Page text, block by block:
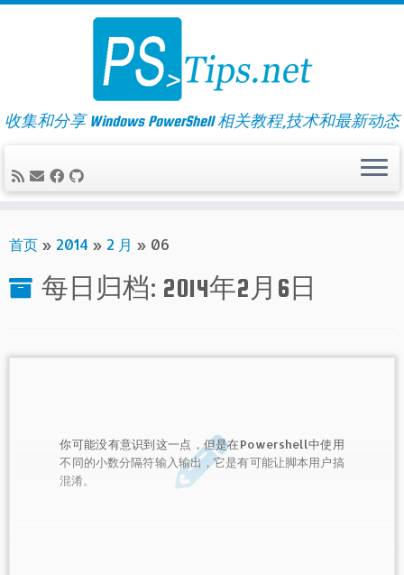
Skip
收集和分享 Windows PowerShell 相关教程,技术和最新动态
首页 » 2014 » 2 月 » 06
每日归档: 2014年2月6日
你可能没有意识到这一点，但是在Powershell中使用
不同的小数分隔符输入输出，它是有可能让脚本用户搞
混淆。